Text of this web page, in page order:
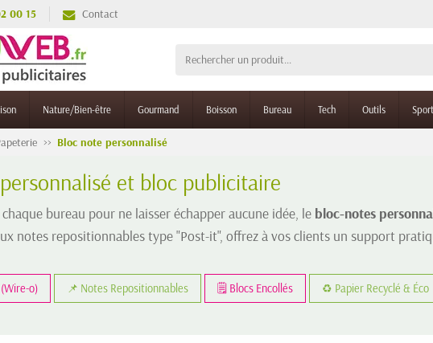
00 15 Contact
Nature/Bien-être Gourmand Boisson Bureau Tech Outils
Bloc note personnalisé
et bloc publicitaire
bureau pour ne laisser échapper aucune idée, le bloc-notes
notes repositionnables type "Post-it", offrez à vos clients un support
o) 📌 Notes Repositionnables 🗒️ Blocs Encollés ♻️ Papier Recyclé & Éco